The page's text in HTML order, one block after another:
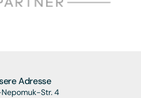
Adresse
Str. 4